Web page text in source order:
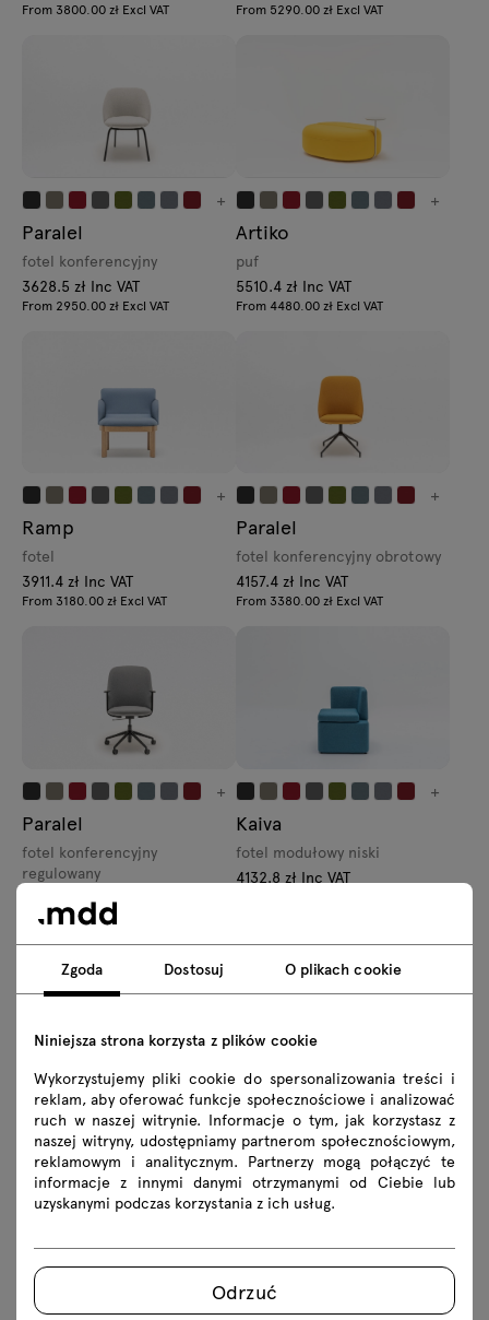
From 3800.00 zł Excl VAT From 5290.00 zł Excl VAT
+
Paralel
fotel konferencyjny
3628.5 zł Inc VAT
From 2950.00 zł Excl VAT
+
Artiko
puf
5510.4 zł Inc VAT
From 4480.00 zł Excl VAT
+
Ramp
fotel
3911.4 zł Inc VAT
From 3180.00 zł Excl VAT
+
Paralel
fotel konferencyjny obrotowy
4157.4 zł Inc VAT
From 3380.00 zł Excl VAT
+
Paralel
fotel konferencyjny
regulowany
4747.8 zł Inc VAT
From 3860.00 zł Excl VAT
+
Kaiva
fotel modułowy niski
4132.8 zł Inc VAT
+
Fat Frank
fotel
3849.9 zł Inc VAT
From 3130.00 zł Excl VAT
+
Mesh
fotel
4784.7 zł Inc VAT
From 3890.00 zł Excl VAT
Zgoda Dostosuj O plikach cookie
Niniejsza strona korzysta z plików cookie
Wykorzystujemy pliki cookie do spersonalizowania treści i
reklam, aby oferować funkcje społecznościowe i analizować
ruch w naszej witrynie. Informacje o tym, jak korzystasz z
naszej witryny, udostępniamy partnerom społecznościowym,
reklamowym i analitycznym. Partnerzy mogą połączyć te
informacje z innymi danymi otrzymanymi od Ciebie lub
uzyskanymi podczas korzystania z ich usług.
Odrzuć